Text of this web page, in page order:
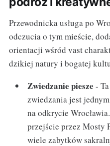
Przewodnicka usługa po
odczucia o tym mieście,
orientacji wśród vast
dzikiej natury i bogatej
Zwiedzanie piesze -
zwiedzania jest
na odkrycie
przejście przez Mosty
wiele zabytków